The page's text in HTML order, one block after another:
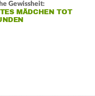
Gewissheit:
MÄDCHEN TOT